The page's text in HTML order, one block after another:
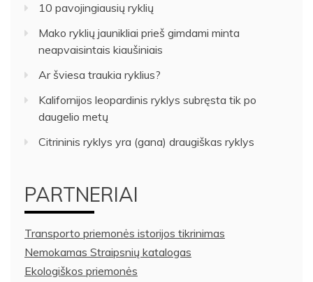
10 pavojingiausių ryklių
Mako ryklių jaunikliai prieš gimdami minta
neapvaisintais kiaušiniais
Ar šviesa traukia ryklius?
Kalifornijos leopardinis ryklys subręsta tik po
daugelio metų
Citrininis ryklys yra (gana) draugiškas ryklys
PARTNERIAI
Transporto priemonės istorijos tikrinimas
Nemokamas Straipsnių katalogas
Ekologiškos priemonės